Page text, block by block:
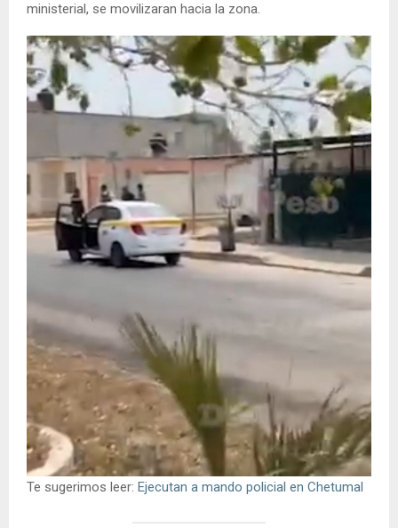
ministerial, se movilizaran hacia la zona.
Te sugerimos leer: Ejecutan a mando policial en Chetumal